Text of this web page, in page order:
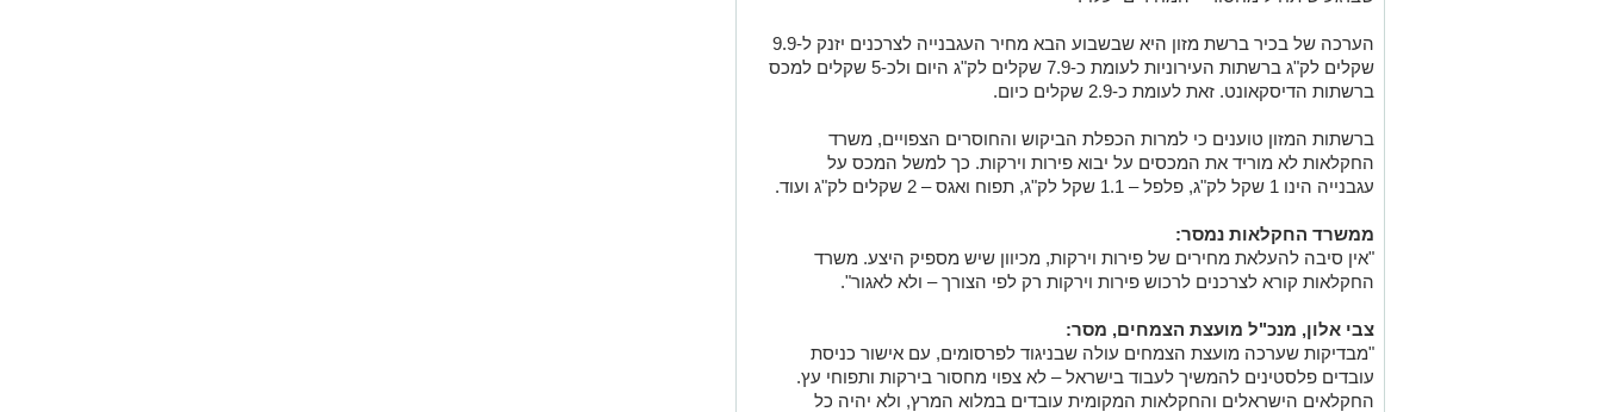
הערכה של בכיר ברשת מזון היא שבשבוע הבא מחיר העגבנייה לצרכנים יזנק ל-9.9
שקלים לק"ג ברשתות העירוניות לעומת כ-7.9 שקלים לק"ג היום ולכ-5 שקלים למכס
ברשתות הדיסקאונט. זאת לעומת כ-2.9 שקלים כיום.
ברשתות המזון טוענים כי למרות הכפלת הביקוש והחוסרים הצפויים, משרד
החקלאות לא מוריד את המכסים על יבוא פירות וירקות. כך למשל המכס על
עגבנייה הינו 1 שקל לק"ג, פלפל – 1.1 שקל לק"ג, תפוח ואגס – 2 שקלים לק"ג ועוד.
ממשרד החקלאות נמסר:
"אין סיבה להעלאת מחירים של פירות וירקות, מכיוון שיש מספיק היצע. משרד
החקלאות קורא לצרכנים לרכוש פירות וירקות רק לפי הצורך – ולא לאגור".
צבי אלון, מנכ"ל מועצת הצמחים, מסר:
"מבדיקות שערכה מועצת הצמחים עולה שבניגוד לפרסומים, עם אישור כניסת
עובדים פלסטינים להמשיך לעבוד בישראל – לא צפוי מחסור בירקות ותפוחי עץ.
החקלאים הישראלים והחקלאות המקומית עובדים במלוא המרץ, ולא יהיה כל